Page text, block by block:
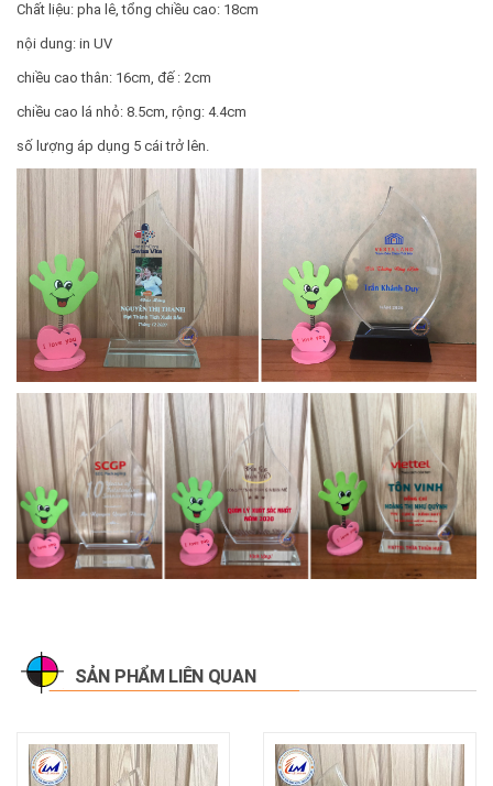
Chất liệu: pha lê, tổng chiều cao: 18cm
nội dung: in UV
chiều cao thân: 16cm, đế : 2cm
chiều cao lá nhỏ: 8.5cm, rộng: 4.4cm
số lượng áp dụng 5 cái trở lên.
SẢN PHẨM LIÊN QUAN